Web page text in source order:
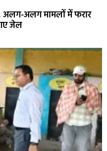
अलग-अलग मामलों में फरार
जेल